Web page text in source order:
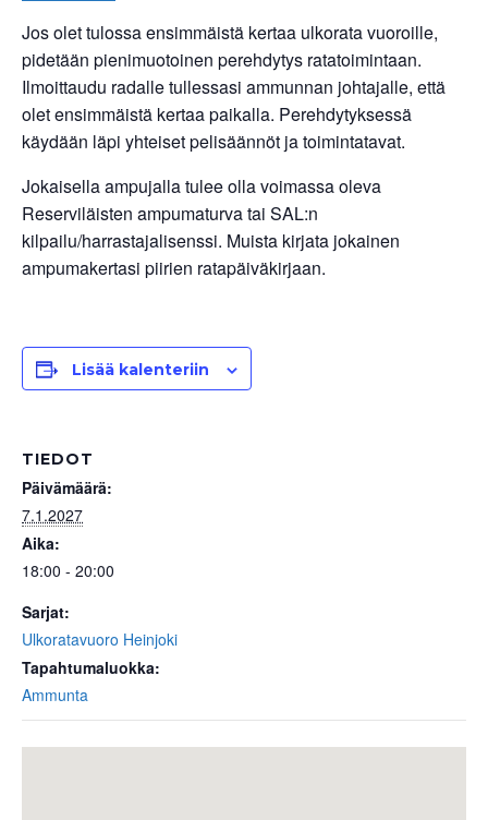
Jos olet tulossa ensimmäistä kertaa ulkorata vuoroille,
pidetään pienimuotoinen perehdytys ratatoimintaan.
Ilmoittaudu radalle tullessasi ammunnan johtajalle, että
olet ensimmäistä kertaa paikalla. Perehdytyksessä
käydään läpi yhteiset pelisäännöt ja toimintatavat.
Jokaisella ampujalla tulee olla voimassa oleva
Reserviläisten ampumaturva tai SAL:n
kilpailu/harrastajalisenssi. Muista kirjata jokainen
ampumakertasi piirien ratapäiväkirjaan.
Lisää kalenteriin
TIEDOT
Päivämäärä:
7.1.2027
Aika:
18:00 - 20:00
Sarjat:
Ulkoratavuoro Heinjoki
Tapahtumaluokka:
Ammunta